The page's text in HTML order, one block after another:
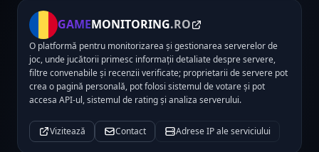
GAMEMONITORING.RO
O platformă pentru monitorizarea și gestionarea serverelor de
joc, unde jucătorii primesc informații detaliate despre servere,
filtre convenabile și recenzii verificate; proprietarii de servere pot
crea o pagină personală, pot folosi sistemul de votare și pot
accesa API-ul, sistemul de rating și analiza serverului.
Vizitează Contact Adrese IP ale serviciului